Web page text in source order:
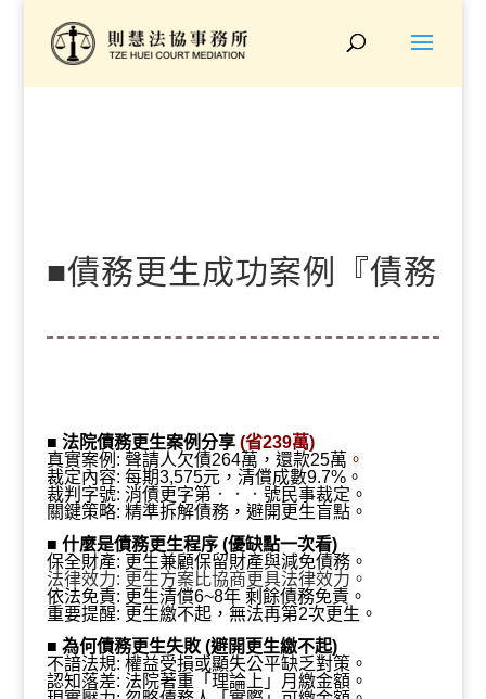
■債務更生成功案例『債務
月付3,575、省239萬』
■ 法院債務更生案例分享(省239萬)
真實案例: 聲請人欠債264萬，還款25萬 。
裁定內容: 每期3,575元，清償成數9.7%。
裁判字號: 消債更字第 ．．． 號民事裁定 。
關鍵策略: 精準拆解債務，避開更生盲點。
■ 什麼是債務更生程序 (優缺點一次看)
保全財產: 更生兼顧保留財產與減免債務。
法律效力: 更生方案比協商更具法律效力。
依法免責: 更生清償6~8年 剩餘債務免責。
重要提醒: 更生繳不起，無法再第2次更生。
■ 為何債務更生失敗 (避開更生繳不起)
不諳法規: 權益受損或顯失公平缺乏對策。
認知落差: 法院著重「理論上 」 月繳金額。